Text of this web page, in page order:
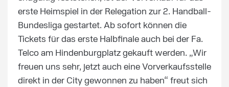
erste Heimspiel in der Relegation zur 2. Handball-
Bundesliga gestartet. Ab sofort können die
Tickets für das erste Halbfinale auch bei der Fa.
Telco am Hindenburgplatz gekauft werden. „Wir
freuen uns sehr, jetzt auch eine Vorverkaufsstelle
direkt in der City gewonnen zu haben“ freut sich